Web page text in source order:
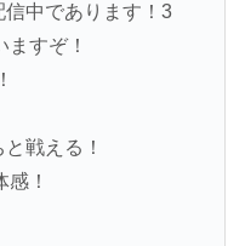
中であります！3
すぞ！
戦える！
！